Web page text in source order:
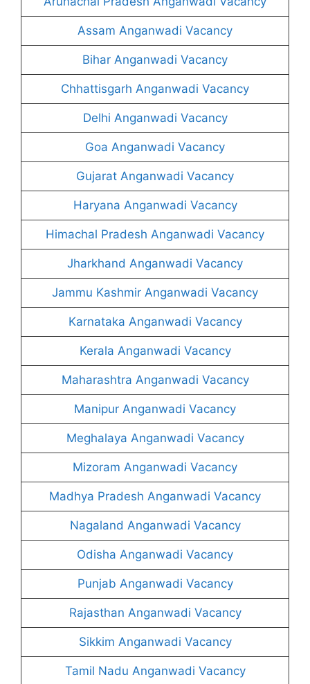
Assam Anganwadi Vacancy
Bihar Anganwadi Vacancy
Chhattisgarh Anganwadi Vacancy
Delhi Anganwadi Vacancy
Goa Anganwadi Vacancy
Gujarat Anganwadi Vacancy
Haryana Anganwadi Vacancy
Himachal Pradesh Anganwadi Vacancy
Jharkhand Anganwadi Vacancy
Jammu Kashmir Anganwadi Vacancy
Karnataka Anganwadi Vacancy
Kerala Anganwadi Vacancy
Maharashtra Anganwadi Vacancy
Manipur Anganwadi Vacancy
Meghalaya Anganwadi Vacancy
Mizoram Anganwadi Vacancy
Madhya Pradesh Anganwadi Vacancy
Nagaland Anganwadi Vacancy
Odisha Anganwadi Vacancy
Punjab Anganwadi Vacancy
Rajasthan Anganwadi Vacancy
Sikkim Anganwadi Vacancy
Tamil Nadu Anganwadi Vacancy